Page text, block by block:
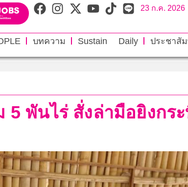
23 ก.ค. 2026
บทความ Sustain Daily ประชาสั
พันไร่ สั่งล่ามือยิงกระ